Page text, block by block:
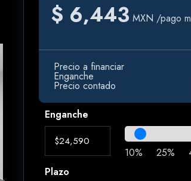
$ 6,443 MXN /pago
Precio contado
Enganche
Precio a financiar
Enganche
10% 25%
Plazo